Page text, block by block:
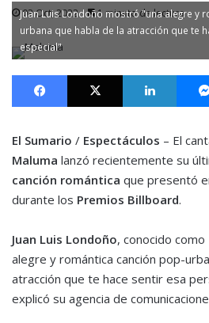
03 Oct, 2022 1 minuto de lectura
Juan Luis Londoño mostró "una alegre y
urbana que habla de la atracción que te
especial"
Facebook X
El Sumario / Espectáculos – El
Maluma lanzó recientemente su
canción romántica que presentó
durante los Premios Billboard.
Juan Luis Londoño, conocido
alegre y romántica canción pop-
atracción que te hace sentir esa
explicó su agencia de